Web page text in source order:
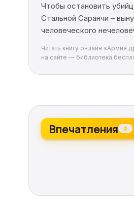
Чтобы остановить
Стальной Саранчи –
человеческого
Читать книгу онлайн «Армия
на сайте — библиотека
Впечатления 0